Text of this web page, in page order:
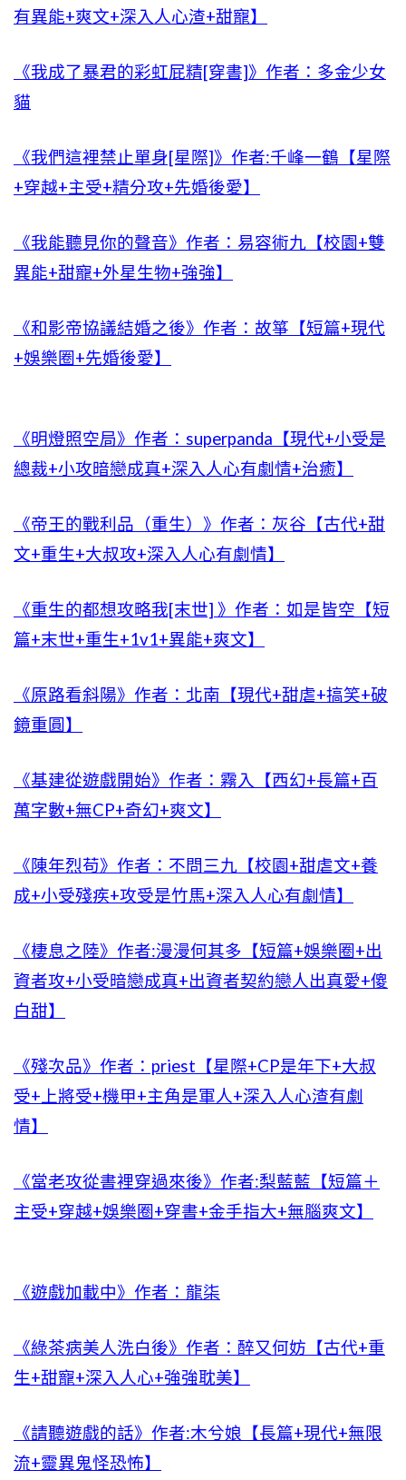
有異能+爽文+深入人心渣+甜寵】
《我成了暴君的彩虹屁精[穿書]》作者：多金少女
貓
《我們這裡禁止單身[星際]》作者:千峰一鶴【星際
+穿越+主受+精分攻+先婚後愛】
《我能聽見你的聲音》作者：易容術九【校園+雙
異能+甜寵+外星生物+強強】
《和影帝協議結婚之後》作者：故箏【短篇+現代
+娛樂圈+先婚後愛】
《明燈照空局》作者：superpanda【現代+小受是
總裁+小攻暗戀成真+深入人心有劇情+治癒】
《帝王的戰利品（重生）》作者：灰谷【古代+甜
文+重生+大叔攻+深入人心有劇情】
《重生的都想攻略我[末世] 》作者：如是皆空【短
篇+末世+重生+1v1+異能+爽文】
《原路看斜陽》作者：北南【現代+甜虐+搞笑+破
鏡重圓】
《基建從遊戲開始》作者：霧入【西幻+長篇+百
萬字數+無CP+奇幻+爽文】
《陳年烈苟》作者：不問三九【校園+甜虐文+養
成+小受殘疾+攻受是竹馬+深入人心有劇情】
《棲息之陸》作者:漫漫何其多【短篇+娛樂圈+出
資者攻+小受暗戀成真+出資者契約戀人出真愛+傻
白甜】
《殘次品》作者：priest【星際+CP是年下+大叔
受+上將受+機甲+主角是軍人+深入人心渣有劇
情】
《當老攻從書裡穿過來後》作者:梨藍藍【短篇＋
主受+穿越+娛樂圈+穿書+金手指大+無腦爽文】
《遊戲加載中》作者：龍柒
《綠茶病美人洗白後》作者：醉又何妨【古代+重
生+甜寵+深入人心+強強耽美】
《請聽遊戲的話》作者:木兮娘【長篇+現代+無限
流+靈異鬼怪恐怖】